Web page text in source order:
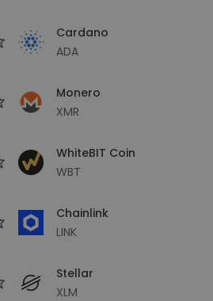
Cardano
ADA
Monero
XMR
WhiteBIT Coin
WBT
Chainlink
LINK
Stellar
XLM